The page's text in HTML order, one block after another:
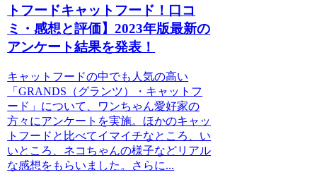
トフードキャットフード！口コ
ミ・感想と評価】2023年版最新の
アンケート結果を発表！
キャットフードの中でも人気の高い
「GRANDS（グランツ）・キャットフ
ード」について、ワンちゃん愛好家の
方々にアンケートを実施。ほかのキャッ
トフードと比べてイマイチなところ、い
いところ、ネコちゃんの様子などリアル
な感想をもらいました。さらに...